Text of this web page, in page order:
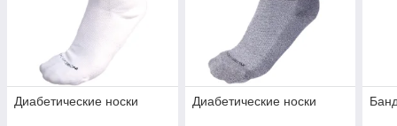
Диабетические носки Диабетические носки